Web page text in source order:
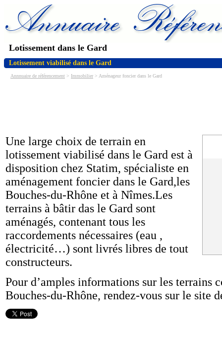
Lotissement dans le Gard
Lotissement viabilisé dans le Gard
Annnuaire de référencement > Immobilier > Aménageur foncier dans le Gard
Une large choix de terrain en
lotissement viabilisé dans le Gard est à
disposition chez Statim, spécialiste en
aménagement foncier dans le Gard,les
Bouches-du-Rhône et à Nîmes.Les
terrains à bâtir das le Gard sont
aménagés, contenant tous les
raccordements nécessaires (eau ,
électricité…) sont livrés libres de tout
constructeurs.
Pour d’amples informations sur les terrains
Bouches-du-Rhône, rendez-vous sur le site